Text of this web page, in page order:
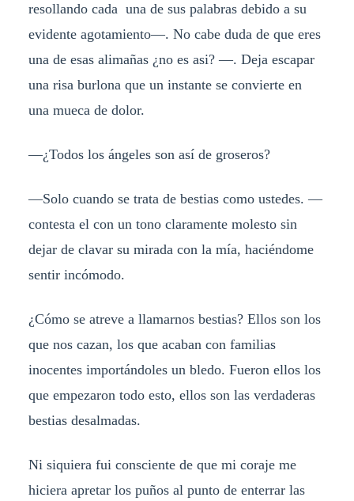
resollando cada una de sus palabras debido a su
evidente agotamiento—. No cabe duda de que eres
una de esas alimañas ¿no es asi? —. Deja escapar
una risa burlona que un instante se convierte en
una mueca de dolor.
—¿Todos los ángeles son así de groseros?
—Solo cuando se trata de bestias como ustedes. —
contesta el con un tono claramente molesto sin
dejar de clavar su mirada con la mía, haciéndome
sentir incómodo.
¿Cómo se atreve a llamarnos bestias? Ellos son los
que nos cazan, los que acaban con familias
inocentes importándoles un bledo. Fueron ellos los
que empezaron todo esto, ellos son las verdaderas
bestias desalmadas.
Ni siquiera fui consciente de que mi coraje me
hiciera apretar los puños al punto de enterrar las